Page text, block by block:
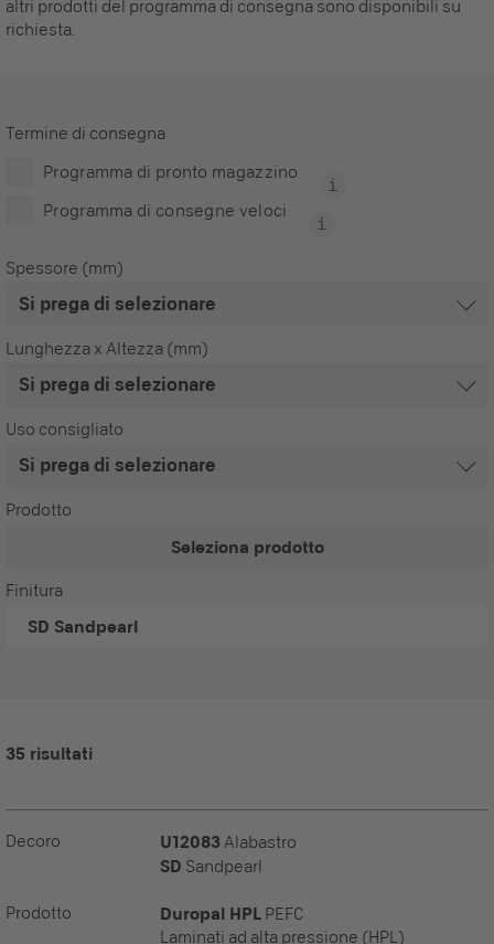
altri prodotti del programma di consegna sono disponibili su
richiesta.
Termine di consegna
Programma di pronto magazzino
Programma di consegne veloci
Spessore (mm)
Lunghezza x Altezza (mm)
Uso consigliato
Prodotto
Seleziona prodotto
Finitura
SD Sandpearl
35 risultati
Decoro U12083Alabastro
SD Sandpearl
Prodotto Duropal HPL PEFC
Laminati ad alta pressione (HPL)